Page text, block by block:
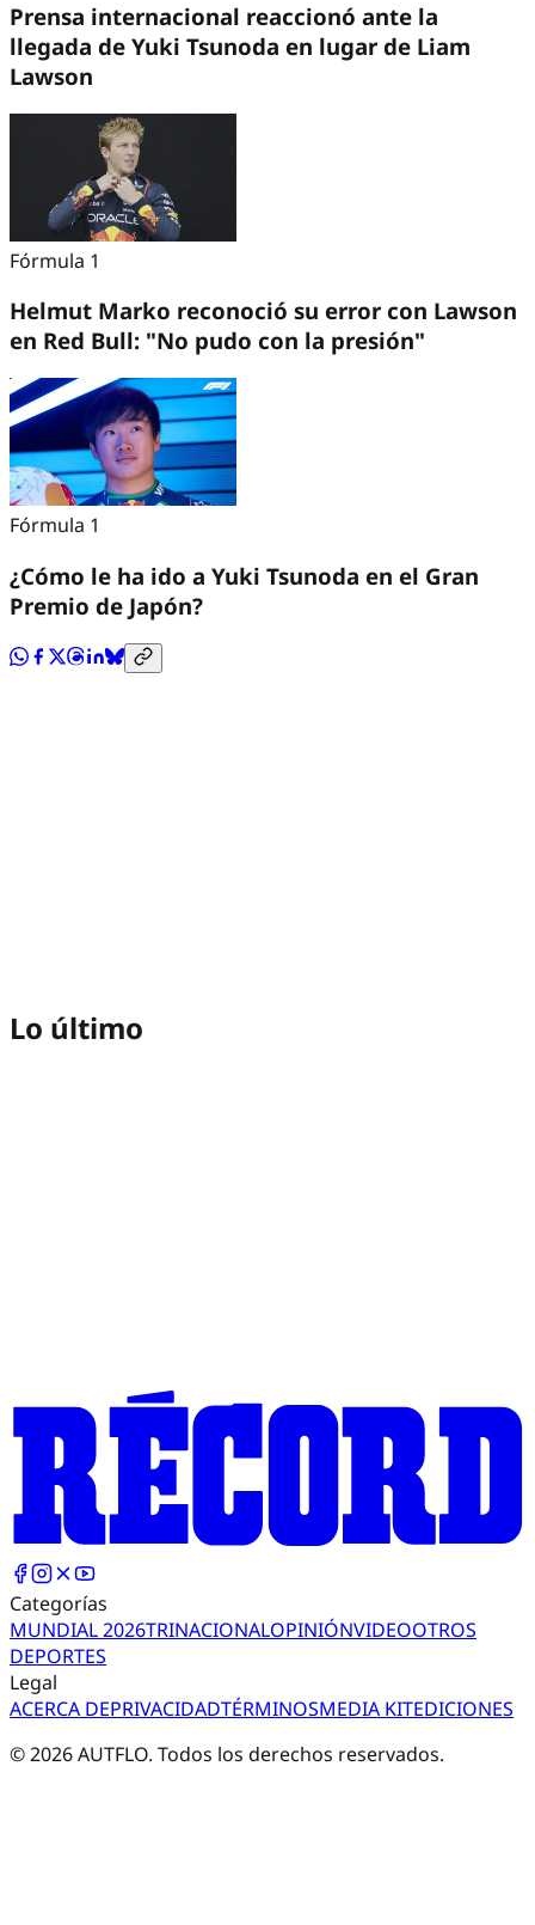
Prensa internacional reaccionó ante la
llegada de Yuki Tsunoda en lugar de Liam
Lawson
Fórmula 1
Helmut Marko reconoció su error con Lawson
en Red Bull: "No pudo con la presión"
Fórmula 1
¿Cómo le ha ido a Yuki Tsunoda en el Gran
Premio de Japón?
Lo último
Categorías
MUNDIAL 2026TRINACIONALOPINIÓNVIDEOOTROS
DEPORTES
Legal
ACERCA DEPRIVACIDADTÉRMINOSMEDIA KITEDICIONES
©2026AUTFLO. Todos los derechos reservados.